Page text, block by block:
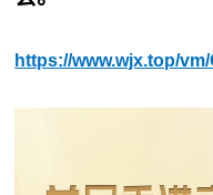
https://www.wjx.top/